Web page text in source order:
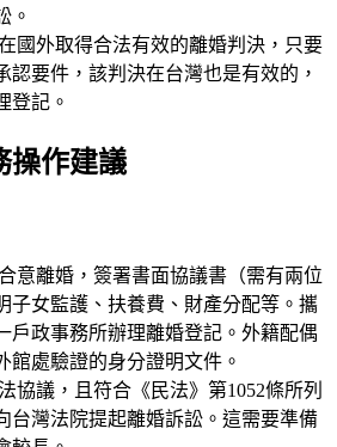
。
國外取得合法有效的離婚判決，只要
認要件，該判決在台灣也是有效的，
登記。
操作建議
意離婚，簽署書面協議書（需有兩位
子女監護、扶養費、財產分配等。攜
戶政事務所辦理離婚登記。外籍配偶
館處驗證的身分證明文件。
協議，且符合《民法》第1052條所列
台灣法院提起離婚訴訟。這需要準備